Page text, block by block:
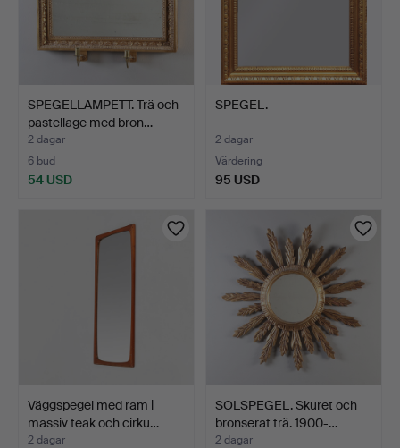
SPEGELLAMPETT. Trä och
pastellage med bron…
2 dagar
6 bud
54 USD
SPEGEL.
2 dagar
Värdering
95 USD
Väggspegel med ram i
massiv teak och cirku…
2 dagar
SOLSPEGEL. Skuret och
bronserat trä. 1900-…
2 dagar